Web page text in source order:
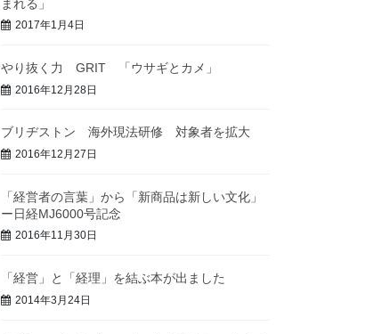
まれる」
2017年1月4日
やり抜く力 GRIT 「ウサギとカメ」
2016年12月28日
ブリヂストン 海外現法研修 対象者を拡大
2016年12月27日
「経営者の言葉」から「新商品は新しい文化」
ー日経MJ6000号記念
2016年11月30日
「経営」と「経理」を結ぶ本が出ました
2014年3月24日